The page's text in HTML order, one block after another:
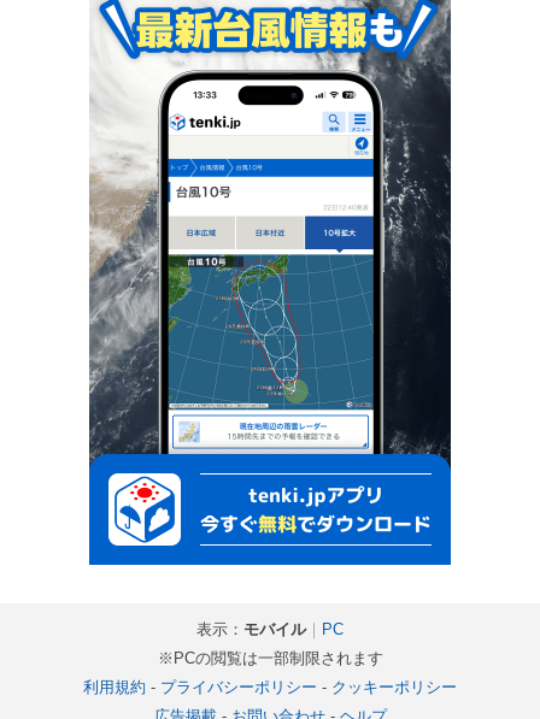
表示： モバイル｜ PC
※PCの閲覧は一部制限されます
利用規約 - プライバシーポリシー - クッキーポリシー